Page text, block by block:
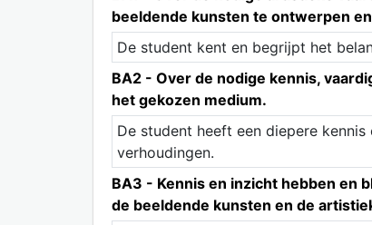
beeldende kunsten te ontwerpen
De student kent en begrijpt het
BA2 - Over de nodige kennis,
het gekozen medium.
De student heeft een diepere
verhoudingen.
BA3 - Kennis en inzicht hebben en
de beeldende kunsten en de